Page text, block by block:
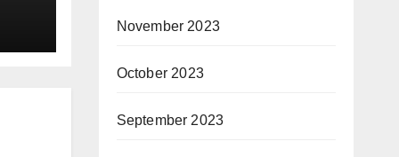
November 2023
October 2023
September 2023